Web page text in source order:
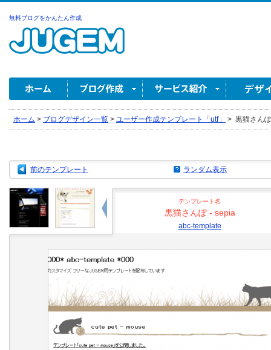
無料ブログをかんたん作成
ホーム > ブログデザイン一覧 > ユーザー作成テンプレート「utf」 > 黒猫さん
前のテンプレート ランダム表示
テンプレート名
黒猫さんぽ - sepia
abc-template